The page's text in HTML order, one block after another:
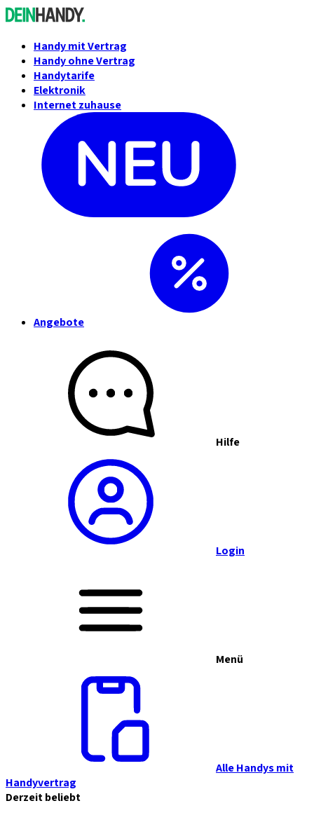
Handy mit Vertrag
Handy ohne Vertrag
Handytarife
Elektronik
Internet zuhause
Angebote
Hilfe
Login
Menü
Alle Handys mit
Handyvertrag
Derzeit beliebt